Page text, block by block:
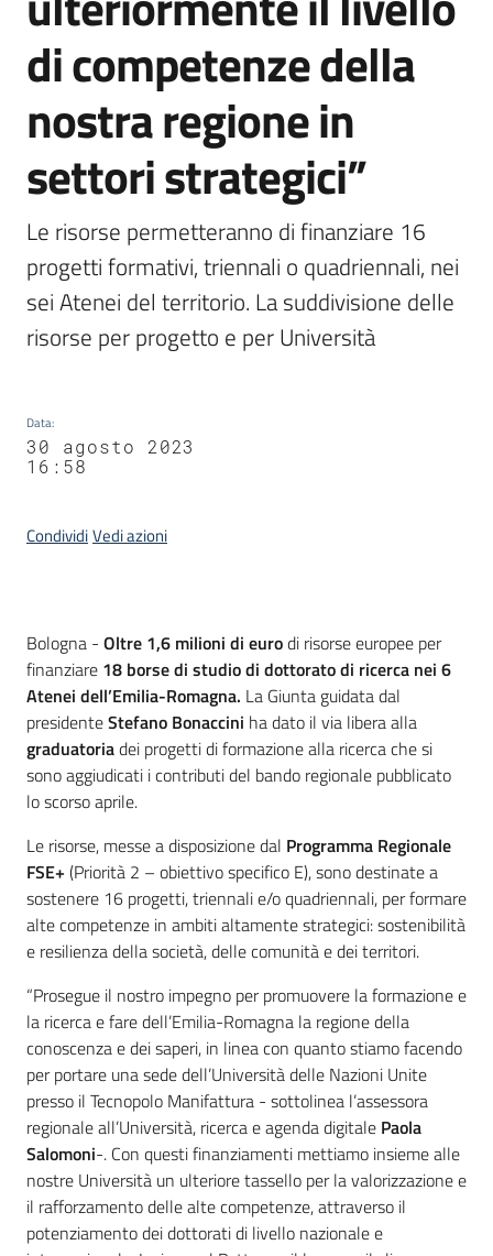
di competenze della
nostra regione in
settori strategici”
Le risorse permetteranno di finanziare 16
progetti formativi, triennali o quadriennali, nei
sei Atenei del territorio. La suddivisione delle
risorse per progetto e per Università
Data:
30 agosto 2023
16:58
CondividiVedi azioni
Contenuto
Bologna - Oltre 1,6 milioni di eurodi risorse europee per
finanziare 18 borse di studiodi dottorato di ricerca nei 6
Atenei dell’Emilia-Romagna. La Giunta guidata dal
presidenteStefano Bonaccini ha dato il via libera alla
graduatoriadei progetti di formazione alla ricerca che si
sono aggiudicati i contributi del bando regionale pubblicato
lo scorso aprile.
Le risorse, messe a disposizione dal Programma Regionale
FSE+ (Priorità 2 – obiettivo specifico E), sono destinate a
sostenere 16 progetti, triennali e/o quadriennali, per formare
alte competenze in ambiti altamente strategici: sostenibilità
e resilienza della società, delle comunità e dei territori.
“Prosegue il nostro impegno per promuovere la formazione e
la ricerca e fare dell’Emilia-Romagna la regione della
conoscenza e dei saperi, in linea con quanto stiamo facendo
per portare una sede dell’Università delle Nazioni Unite
presso il Tecnopolo Manifattura - sottolinea l’assessora
regionale all’Università, ricerca e agenda digitale Paola
Salomoni-. Con questi finanziamenti mettiamo insieme alle
nostre Università un ulteriore tassello per la valorizzazione e
il rafforzamento delle alte competenze, attraverso il
potenziamento dei dottorati di livello nazionale e